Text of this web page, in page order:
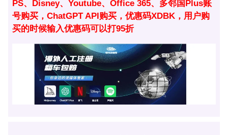
PS、Disney、Youtube、Office 365、多邻国Plus账
号购买，ChatGPT API购买，优惠码XDBK，用户购
买的时候输入优惠码可以打95折